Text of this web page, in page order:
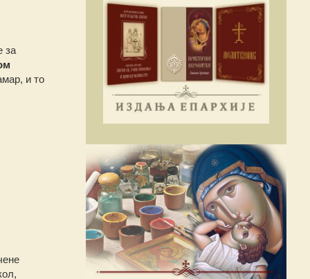
за
и то